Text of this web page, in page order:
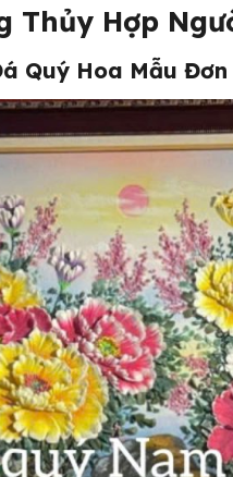
Thủy Hợp
Quý Hoa Mẫu Đơn